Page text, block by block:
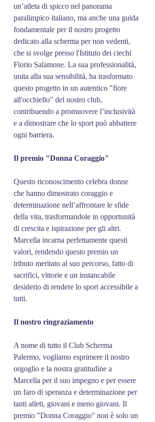
un’atleta di spicco nel panorama
paralimpico italiano, ma anche una guida
fondamentale per il nostro progetto
dedicato alla scherma per non vedenti,
che si svolge presso l'Istituto dei ciechi
Florio Salamone. La sua professionalità,
unita alla sua sensibilità, ha trasformato
questo progetto in un autentico "fiore
all'occhiello" del nostro club,
contribuendo a promuovere l’inclusività
e a dimostrare che lo sport può abbattere
ogni barriera.
Il premio "Donna Coraggio"
Questo riconoscimento celebra donne
che hanno dimostrato coraggio e
determinazione nell’affrontare le sfide
della vita, trasformandole in opportunità
di crescita e ispirazione per gli altri.
Marcella incarna perfettamente questi
valori, rendendo questo premio un
tributo meritato al suo percorso, fatto di
sacrifici, vittorie e un instancabile
desiderio di rendere lo sport accessibile a
tutti.
Il nostro ringraziamento
A nome di tutto il Club Scherma
Palermo, vogliamo esprimere il nostro
orgoglio e la nostra gratitudine a
Marcella per il suo impegno e per essere
un faro di speranza e determinazione per
tanti atleti, giovani e meno giovani. Il
premio "Donna Coraggio" non è solo un